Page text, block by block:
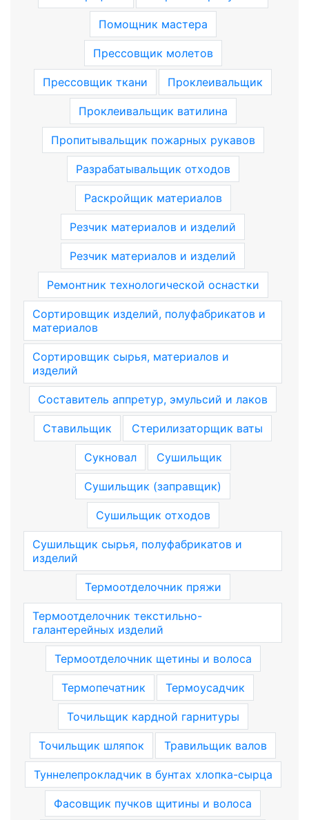
Помощник мастера
Прессовщик молетов
Прессовщик ткани Проклеивальщик
Проклеивальщик ватилина
Пропитывальщик пожарных рукавов
Разрабатывальщик отходов
Раскройщик материалов
Резчик материалов и изделий
Резчик материалов и изделий
Ремонтник технологической оснастки
Сортировщик изделий, полуфабрикатов и
материалов
Сортировщик сырья, материалов и
изделий
Составитель аппретур, эмульсий и лаков
Ставильщик Стерилизаторщик ваты
Сукновал Сушильщик
Сушильщик (заправщик)
Сушильщик отходов
Сушильщик сырья, полуфабрикатов и
изделий
Термоотделочник пряжи
Термоотделочник текстильно-
галантерейных изделий
Термоотделочник щетины и волоса
Термопечатник Термоусадчик
Точильщик кардной гарнитуры
Точильщик шляпок Травильщик валов
Туннелепрокладчик в бунтах хлопка-сырца
Фасовщик пучков щитины и волоса